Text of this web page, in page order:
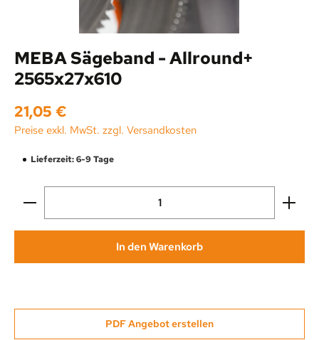
MEBA Sägeband - Allround+
2565x27x610
Regulärer Preis:
21,05 €
Preise exkl. MwSt. zzgl. Versandkosten
Lieferzeit: 6-9 Tage
Produkt Anzahl: Gib den gewünschten Wert ein
In den Warenkorb
PDF Angebot erstellen